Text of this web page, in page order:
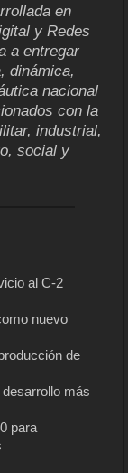
en
y Redes
a entregar
dinámica,
nacional
con la
industrial,
social y
al C-2
nuevo
de
más
para